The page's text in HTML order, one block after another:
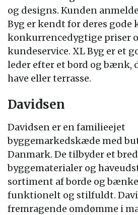
og designs. Kunden
Byg er kendt for deres gode
konkurrencedygtige priser
kundeservice. XL Byg er et
leder efter et bord og bænk,
have eller terrasse.
Davidsen
Davidsen er en familieejet
byggemarkedskæde med
Danmark. De tilbyder et
byggematerialer og
sortiment af borde og
funktionelt og stilfuldt.
fremragende omdømme i